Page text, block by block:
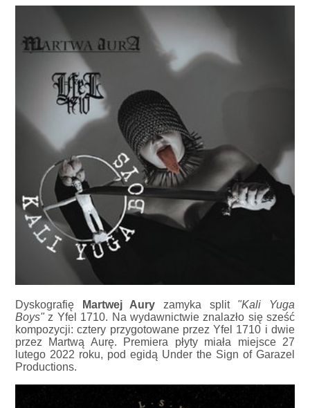
Dyskografię Martwej Aury zamyka split "Kali Yuga
Boys" z Yfel 1710. Na wydawnictwie znalazło się sześć
kompozycji: cztery przygotowane przez Yfel 1710 i dwie
przez Martwą Aurę. Premiera płyty miała miejsce 27
lutego 2022 roku, pod egidą Under the Sign of Garazel
Productions.